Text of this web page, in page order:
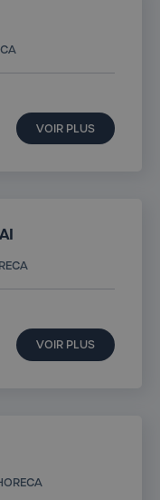
VOIR PLUS
VOIR PLUS